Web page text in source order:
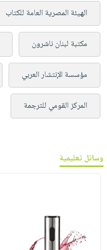
الهيئة المصرية العامة للكتاب
مكتبة لبنان ناشرون
مؤسسة الإنتشار العربي
المركز القومي للترجمة
وسائل تعليمية